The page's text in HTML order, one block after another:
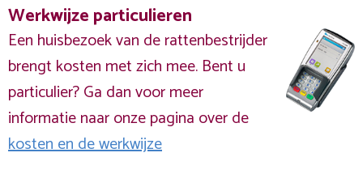
Werkwijze particulieren
Een huisbezoek van de rattenbestrijder
brengt kosten met zich mee. Bent u
particulier? Ga dan voor meer
informatie naar onze pagina over de
kosten en de werkwijze